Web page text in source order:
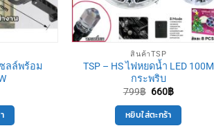
ลล์พร้อม
สินค้าTSP
TSP – HS ไฟหยดนํ้า LED 100M
กระพริบ
799฿ Original
was:
799฿.
660฿Current
is:
660฿.
หยิบใส่ตะกร้า